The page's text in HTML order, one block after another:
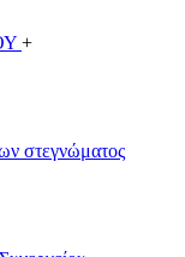
+
στεγνώματος